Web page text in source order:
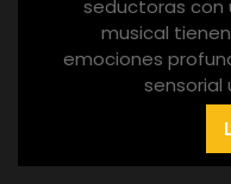
seductoras con
musical
emociones
sensorial